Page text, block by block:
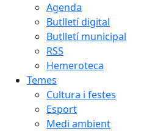
Agenda
Butlletí digital
Butlletí municipal
RSS
Hemeroteca
Temes
Cultura i festes
Esport
Medi ambient